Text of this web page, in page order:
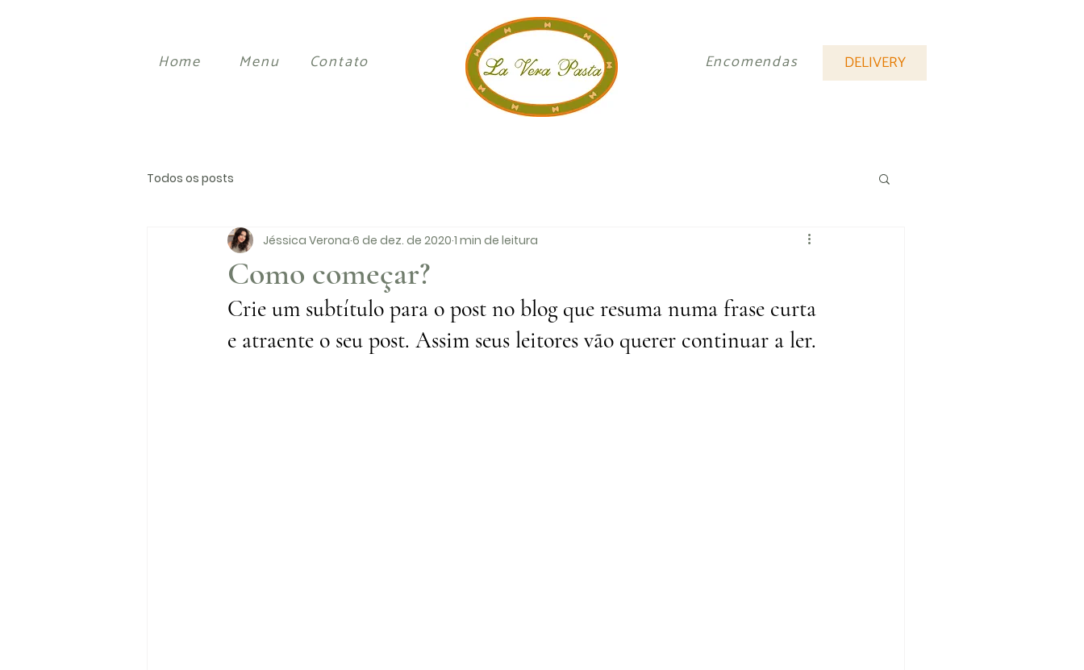
Home Menu Contato Encomendas DELIVERY
Todos os posts
Como começar?
Jéssica Verona 6 de dez. de 2020 1 min de leitura
Crie um subtítulo para o post no blog que resuma numa frase curta
e atraente o seu post. Assim seus leitores vão querer continuar a ler.